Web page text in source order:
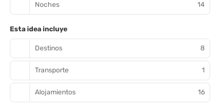
Noches 14
Esta idea incluye
Destinos 8
Transporte 1
Alojamientos 16